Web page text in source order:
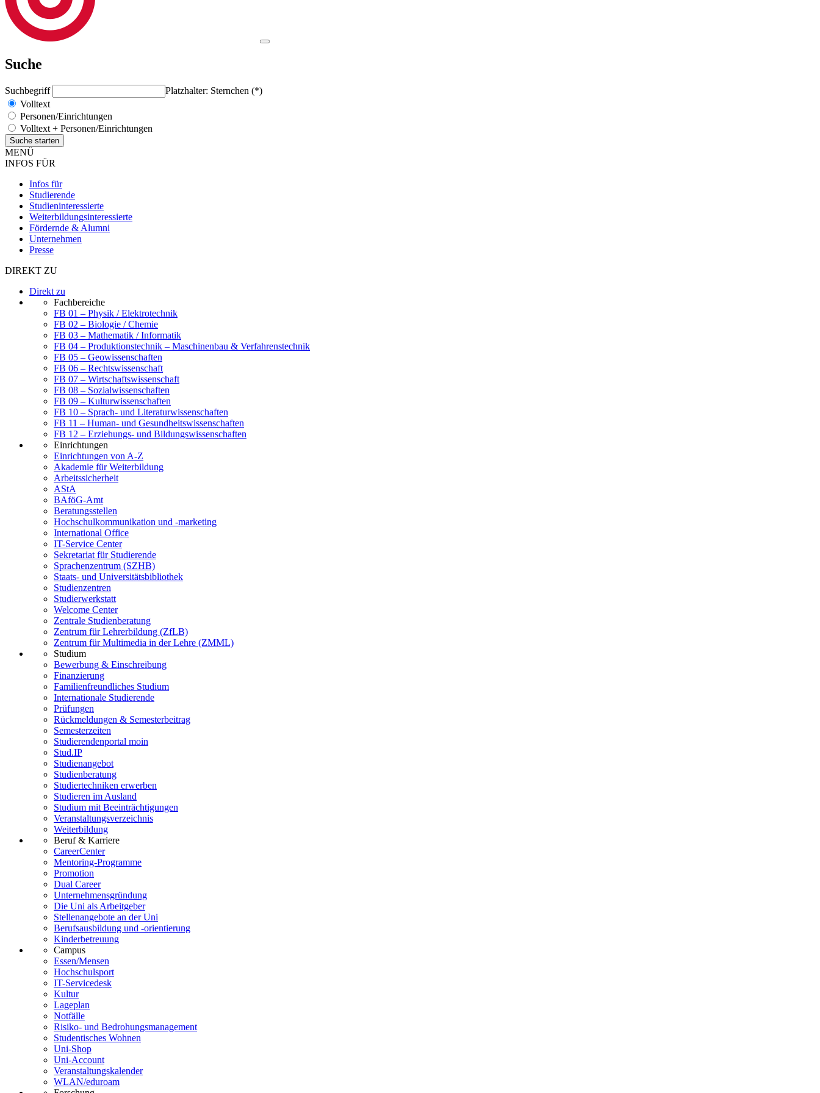
Suche
Suchbegriff
Platzhalter: Sternchen (*)
Volltext
Personen/Einrichtungen
Volltext + Personen/Einrichtungen
MENÜ
INFOS FÜR
Infos für
Studierende
Studieninteressierte
Weiterbildungsinteressierte
Fördernde & Alumni
Unternehmen
Presse
DIREKT ZU
Direkt zu
Fachbereiche
FB 01 – Physik / Elektrotechnik
FB 02 – Biologie / Chemie
FB 03 – Mathematik / Informatik
FB 04 – Produktionstechnik – Maschinenbau & Verfahrenstechnik
FB 05 – Geowissenschaften
FB 06 – Rechtswissenschaft
FB 07 – Wirtschaftswissenschaft
FB 08 – Sozialwissenschaften
FB 09 – Kulturwissenschaften
FB 10 – Sprach- und Literaturwissenschaften
FB 11 – Human- und Gesundheitswissenschaften
FB 12 – Erziehungs- und Bildungswissenschaften
Einrichtungen
Einrichtungen von A-Z
Akademie für Weiterbildung
Arbeitssicherheit
AStA
BAföG-Amt
Beratungsstellen
Hochschulkommunikation und -marketing
International Office
IT-Service Center
Sekretariat für Studierende
Sprachenzentrum (SZHB)
Staats- und Universitätsbibliothek
Studienzentren
Studierwerkstatt
Welcome Center
Zentrale Studienberatung
Zentrum für Lehrerbildung (ZfLB)
Zentrum für Multimedia in der Lehre (ZMML)
Studium
Bewerbung & Einschreibung
Finanzierung
Familienfreundliches Studium
Internationale Studierende
Prüfungen
Rückmeldungen & Semesterbeitrag
Semesterzeiten
Studierendenportal moin
Stud.IP
Studienangebot
Studienberatung
Studiertechniken erwerben
Studieren im Ausland
Studium mit Beeinträchtigungen
Veranstaltungsverzeichnis
Weiterbildung
Beruf & Karriere
CareerCenter
Mentoring-Programme
Promotion
Dual Career
Unternehmensgründung
Die Uni als Arbeitgeber
Stellenangebote an der Uni
Berufsausbildung und -orientierung
Kinderbetreuung
Campus
Essen/Mensen
Hochschulsport
IT-Servicedesk
Kultur
Lageplan
Notfälle
Risiko- und Bedrohungsmanagement
Studentisches Wohnen
Uni-Shop
Uni-Account
Veranstaltungskalender
WLAN/eduroam